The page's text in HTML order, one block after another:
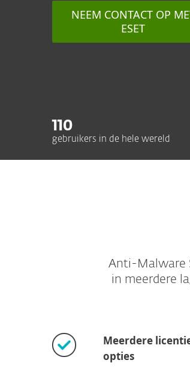
NEEM CONTACT OP
ESET
110
gebruikers in de hele wereld
Anti-Malware
in meerdere
Meerdere
opties